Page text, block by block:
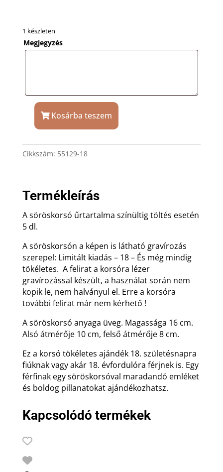
1 készleten
Megjegyzés
Söröskorsó
születésnapra
mennyiség
Kosárba teszem
Cikkszám: 55129-18
Termékleírás
A söröskorsó űrtartalma színültig töltés esetén
5 dl.
A söröskorsón a képen is látható gravírozás
szerepel: Limitált kiadás – 18 – És még mindig
tökéletes. A felirat a korsóra lézer
gravírozással készült, a használat során nem
kopik le, nem halványul el. Erre a korsóra
további felirat már nem kérhető !
A söröskorsó anyaga üveg. Magassága 16 cm.
Alsó átmérője 10 cm, felső átmérője 8 cm.
Ez a korsó tökéletes ajándék 18. születésnapra
fiúknak vagy akár 18. évfordulóra férjnek is. Egy
férfinak egy söröskorsóval maradandó emléket
és boldog pillanatokat ajándékozhatsz.
Kapcsolódó termékek